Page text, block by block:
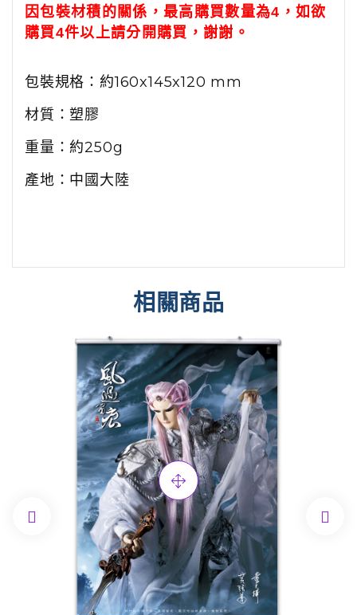
因包裝材積的關係，最高購買數量為4，如欲
購買4件以上請分開購買，謝謝。
包裝規格： 約160x145x120 mm
材質：塑膠
重量：約250g
產地：中國大陸
相關商品
 